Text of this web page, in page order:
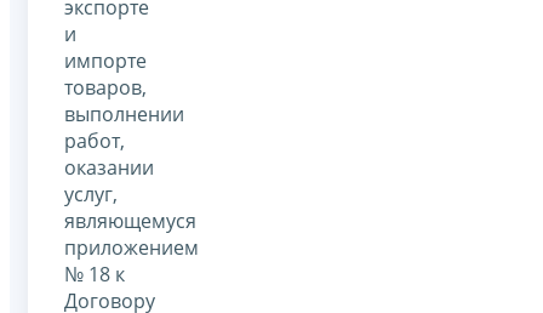
экспорте
и
импорте
товаров,
выполнении
работ,
оказании
услуг,
являющемуся
приложением
№ 18 к
Договору